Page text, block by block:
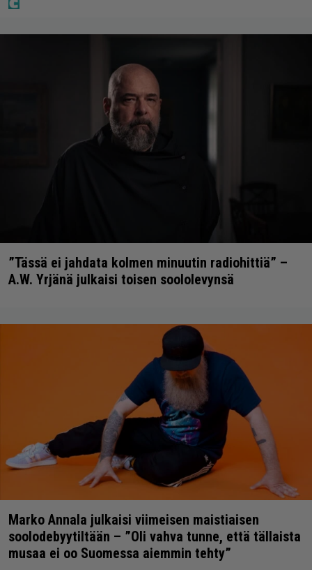
”Tässä ei jahdata kolmen minuutin radiohittiä” –
A.W. Yrjänä julkaisi toisen soololevynsä
Marko Annala julkaisi viimeisen maistiaisen
soolodebyytiltään – ”Oli vahva tunne, että tällaista
musaa ei oo Suomessa aiemmin tehty”